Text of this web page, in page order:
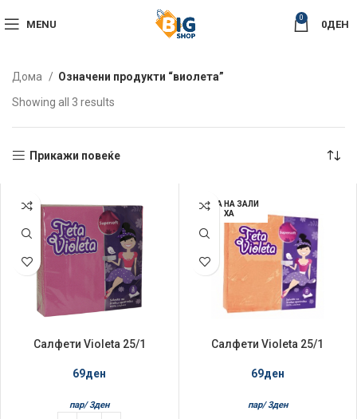
MENU
0
0ДЕН
Дома
Означени продукти “виолета”
Showing all 3 results
Прикажи повеќе
Салфети Violeta 25/1
69ден
пар/ 3ден
НЕМА НА ЗАЛИ
ХА
Салфети Violeta 25/1
69ден
пар/ 3ден